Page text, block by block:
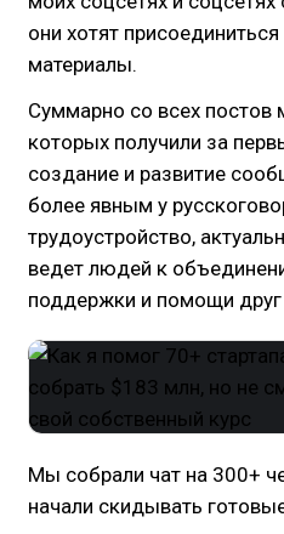
они хотят
материалы.
Суммарно со всех
которых получили за
создание и развитие
более явным у
трудоустройство,
ведет людей к
поддержки и помощи друг
Мы собрали чат на 300+
начали скидывать